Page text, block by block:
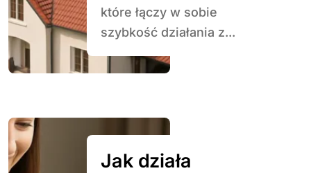
które łączy w sobie
szybkość działania z...
Jak działa